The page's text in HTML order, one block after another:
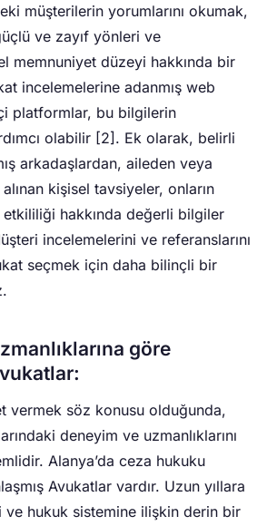
müşterilerin yorumlarını okumak,
ve zayıf yönleri ve
memnuniyet düzeyi hakkında bir
incelemelerine adanmış web
platformlar, bu bilgilerin
olabilir [2]. Ek olarak, belirli
arkadaşlardan, aileden veya
kişisel tavsiyeler, onların
hakkında değerli bilgiler
incelemelerini ve referanslarını
seçmek için daha bilinçli bir
göre
vermek söz konusu olduğunda,
deneyim ve uzmanlıklarını
Alanya’da ceza hukuku
Avukatlar vardır. Uzun yıllara
ve hukuk sistemine ilişkin derin bir